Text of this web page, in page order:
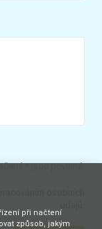
* jsou povinné.
při načtení
způsob, jakým